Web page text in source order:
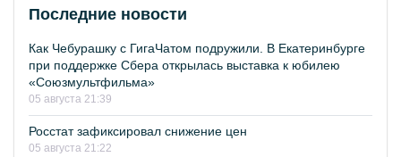
Последние новости
Как Чебурашку с ГигаЧатом подружили. В Екатеринбурге
при поддержке Сбера открылась выставка к юбилею
«Союзмультфильма»
05 августа 21:39
Росстат зафиксировал снижение цен
05 августа 21:22